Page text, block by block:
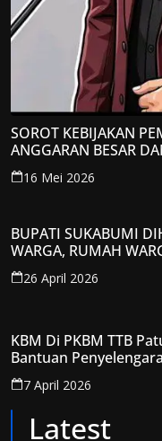
SOROT KEBIJAKAN
ANGGARAN BESAR
JADI PERHATIAN;
KRITIS
16 Mei 2026
BUPATI SUKABUMI
WARGA, RUMAH
DIAMBRUKAN
26 April 2026
KBM Di PKBM TTB
Bantuan
7 April 2026
Latest